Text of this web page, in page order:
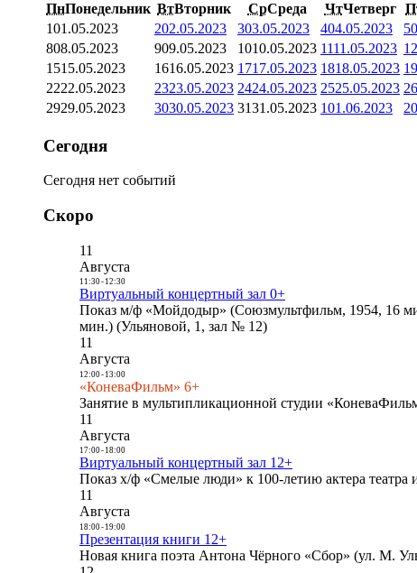
ПнПонедельник ВтВторник СрСреда ЧтЧетверг
101.05.2023 202.05.2023 303.05.2023 404.05.2023 5
808.05.2023 909.05.2023 1010.05.2023 1111.05.2023 12
1515.05.2023 1616.05.2023 1717.05.2023 1818.05.2023 19
2222.05.2023 2323.05.2023 2424.05.2023 2525.05.2023 26
2929.05.2023 3030.05.2023 3131.05.2023 101.06.2023 2
Сегодня
Сегодня нет событий
Скоро
11
Августа
11:30- 12:30
Виртуальный концертный зал 0+
Показ м/ф «Мойдодыр» (Союзмультфильм, 1954, 16
мин.) (Ульяновой, 1, зал № 12)
11
Августа
12:00- 13:00
«КоневаФильм» 6+
Занятие в мультипликационной студии
11
Августа
17:00- 18:00
Виртуальный концертный зал 12+
Показ х/ф «Смелые люди» к 100-летию актера
11
Августа
18:00- 19:00
Презентация книги 12+
Новая книга поэта Антона Чёрного «Сбор» (ул. М.